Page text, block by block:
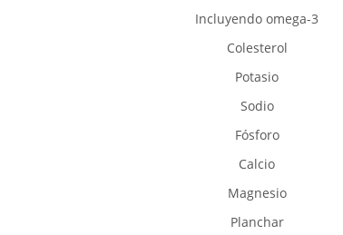
Incluyendo omega-3
Colesterol
Potasio
Sodio
Fósforo
Calcio
Magnesio
Planchar